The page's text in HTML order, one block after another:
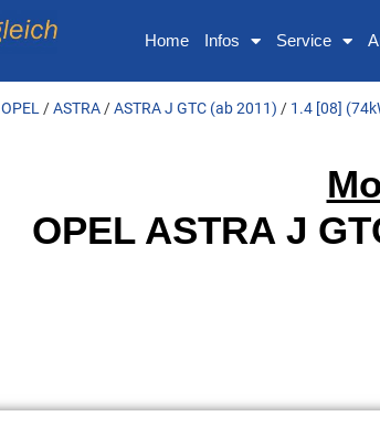
Home Infos Service
OPEL /ASTRA /ASTRA J GTC (ab 2011) / 1.4 [08]
OPEL ASTRA J